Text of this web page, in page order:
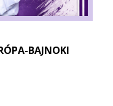
BAJNOKI